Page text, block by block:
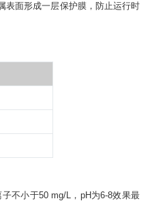
表面形成一层保护膜，防止运行时
不小于50 mg/L，pH为6-8效果最